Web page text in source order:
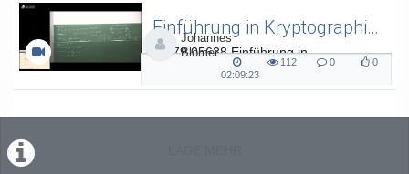
Einführung in Kryptographie (in English) 15
L.079.05638 Einführung in
Kryptographie (in English) - SoSe 26
Johannes
Blömer
02:09:23
02:09:23
112
views
0
Kommentare
0
likes